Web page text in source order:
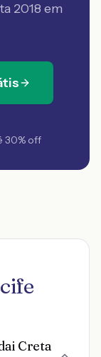
2018 em
30% off
Creta